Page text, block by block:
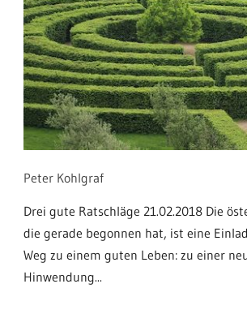
Peter Kohlgraf
Drei gute Ratschläge 21.02.2018 Die
die gerade begonnen hat, ist eine
Weg zu einem guten Leben: zu einer
Hinwendung...